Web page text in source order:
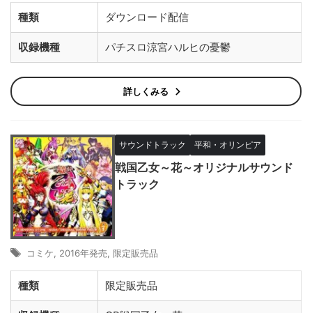
種類 ダウンロード配信
収録機種 パチスロ涼宮ハルヒの憂鬱
詳しくみる
サウンドトラック 平和・オリンピア
戦国乙女～花～オリジナルサウンド
トラック
コミケ 2016年発売 限定販売品
種類 限定販売品